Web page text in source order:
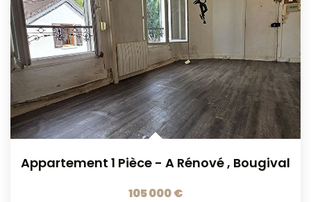
Appartement 1 Pièce - A Rénové, Bougival
105 000 €